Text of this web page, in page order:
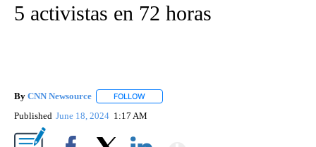
5 activistas en 72 horas
By CNN Newsource FOLLOW
Published June 18, 2024 1:17 AM